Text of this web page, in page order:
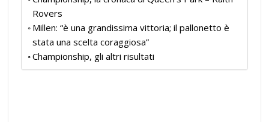
Rovers
Millen: “è una grandissima vittoria; il pallonetto è
stata una scelta coraggiosa”
Championship, gli altri risultati